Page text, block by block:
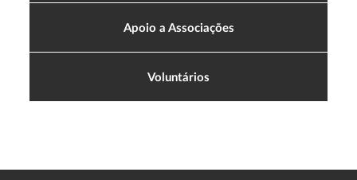
Apoio a Associações
Voluntários